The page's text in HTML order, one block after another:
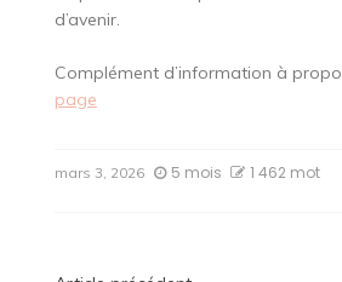
d’avenir.
Complément d’information à
page
mars 3, 2026 5 mois 1 462 mot